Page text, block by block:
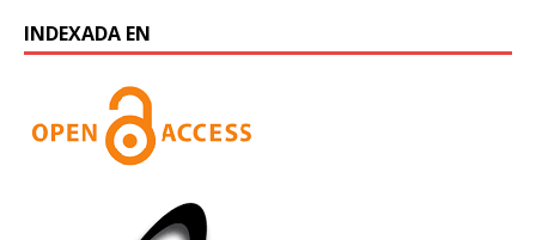
INDEXADA EN